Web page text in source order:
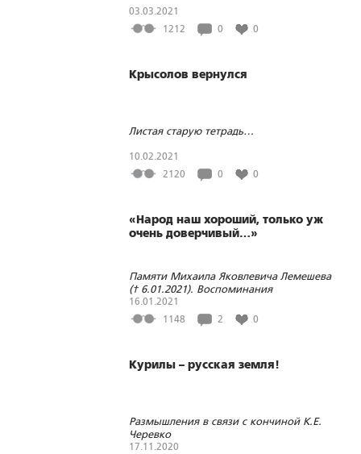
03.03.2021
1212
0 0
Крысолов вернулся
Листая старую тетрадь…
10.02.2021
2120
0 0
«Народ наш хороший, только уж
очень доверчивый…»
Памяти Михаила Яковлевича Лемешева
(† 6.01.2021). Воспоминания
16.01.2021
1148
2 0
Курилы – русская земля!
Размышления в связи с кончиной К.Е.
Черевко
17.11.2020